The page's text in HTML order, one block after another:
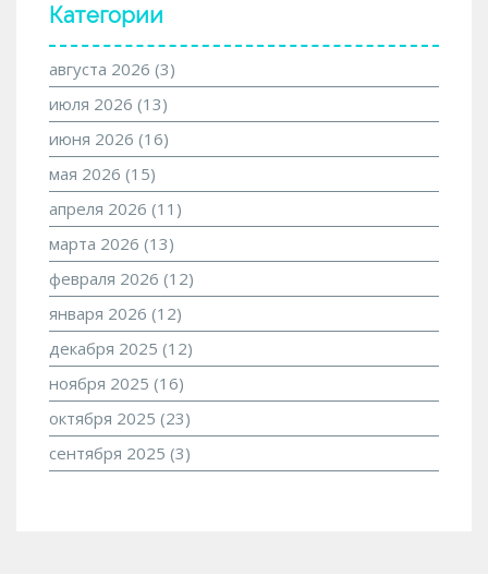
Категории
августа 2026 (3)
июля 2026 (13)
июня 2026 (16)
мая 2026 (15)
апреля 2026 (11)
марта 2026 (13)
февраля 2026 (12)
января 2026 (12)
декабря 2025 (12)
ноября 2025 (16)
октября 2025 (23)
сентября 2025 (3)